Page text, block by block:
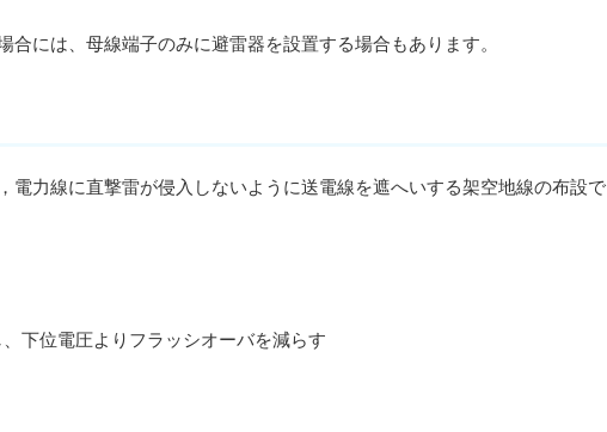
には、母線端子のみに避雷器を設置する場合もあります。
力線に直撃雷が侵入しないように送電線を遮へいする架空地線の布設で
下位電圧よりフラッシオーバを減らす